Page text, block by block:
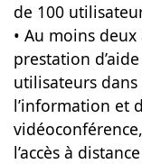
de 100
• Au moins deux
prestation
utilisateurs
l’information et
l’accès à